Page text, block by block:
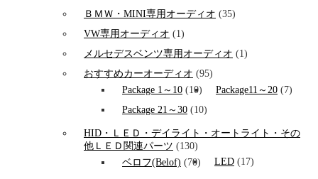
ＢＭＷ・MINI専用オーディオ (35)
VW専用オーディオ (1)
メルセデスベンツ専用オーディオ (1)
おすすめカーオーディオ (95)
Package 1～10 (10) Package11～20 (7)
Package 21～30 (10)
HID・ＬＥＤ・デイライト・オートライト・その
他ＬＥＤ関連パーツ (130)
ベロフ(Belof) (70) LED (17)